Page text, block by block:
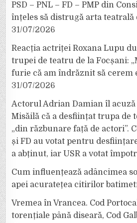
PSD – PNL – FD – PMP din
înțeles să distrugă arta teatrală
31/07/2026
Reacția actriței Roxana Lupu
trupei de teatru de la Focșani:
furie că am îndrăznit să cerem
31/07/2026
Actorul Adrian Damian îl
Misăilă că a desființat trupa de
„din răzbunare față de actori”.
și FD au votat pentru
a abținut, iar USR a votat
Cum influențează adâncimea
apei acuratețea citirilor
Vremea în Vrancea. Cod
torențiale până diseară, Cod